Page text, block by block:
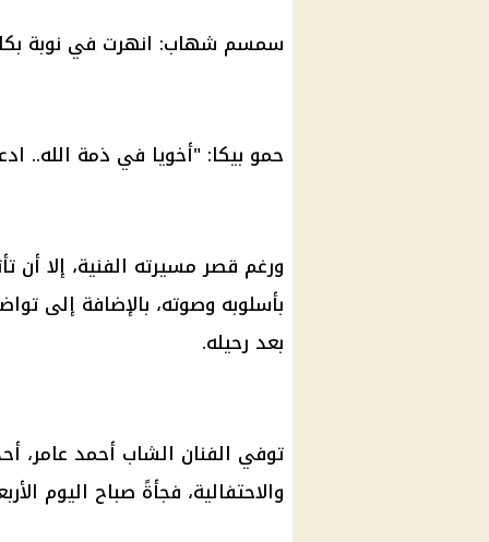
سمسم شهاب: انهرت في نوبة
حمو بيكا: "أخويا في ذمة الله..
ورغم قصر مسيرته الفنية، إلا أن
بأسلوبه وصوته، بالإضافة إلى
بعد رحيله.
توفي الفنان الشاب أحمد عامر،
والاحتفالية، فجأةً صباح اليوم الأربعاء 2